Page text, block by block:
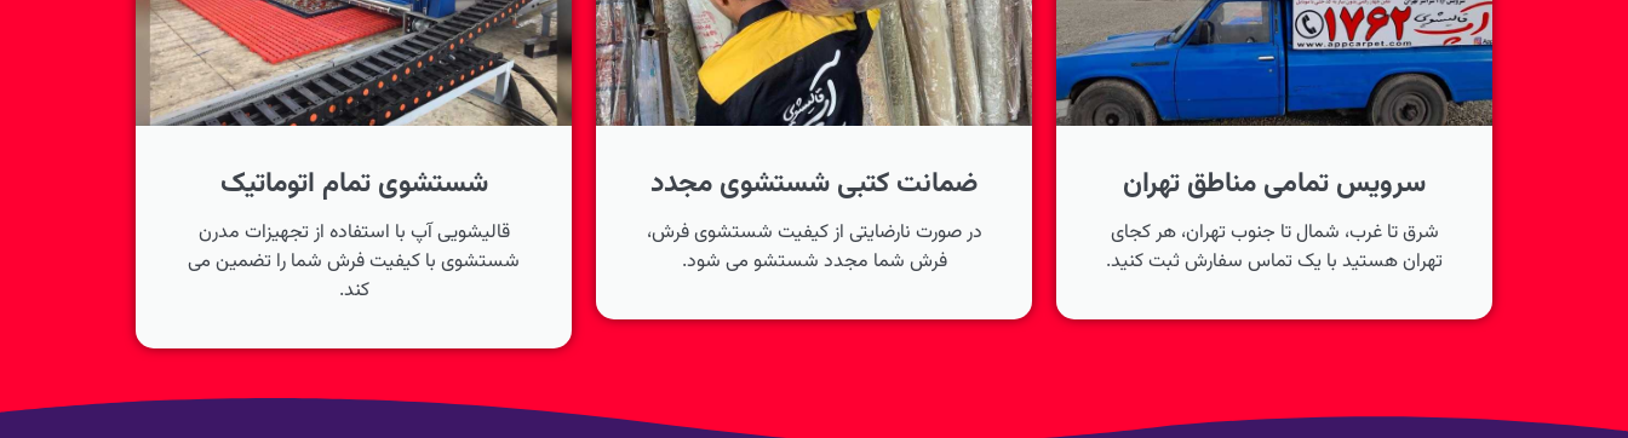
سرویس تمامی مناطق تهران
شرق تا غرب، شمال تا جنوب تهران، هر کجای
تهران هستید با یک تماس سفارش ثبت کنید.
ضمانت کتبی شستشوی مجدد
در صورت نارضایتی از کیفیت شستشوی فرش،
فرش شما مجدد شستشو می شود.
شستشوی تمام اتوماتیک
قالیشویی آپ با استفاده از تجهیزات مدرن
شستشوی با کیفیت فرش شما را تضمین می
کند.